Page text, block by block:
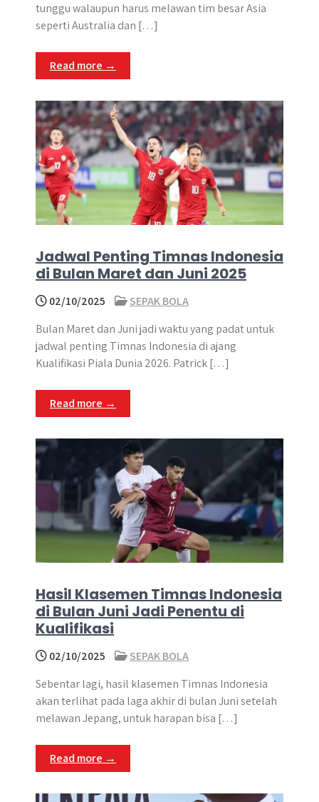
tunggu walaupun harus melawan tim besar Asia
seperti Australia dan […]
Read more →
Jadwal Penting Timnas Indonesia
di Bulan Maret dan Juni 2025
02/10/2025
SEPAK BOLA
Bulan Maret dan Juni jadi waktu yang padat untuk
jadwal penting Timnas Indonesia di ajang
Kualifikasi Piala Dunia 2026. Patrick […]
Read more →
Hasil Klasemen Timnas Indonesia
di Bulan Juni Jadi Penentu di
Kualifikasi
02/10/2025
SEPAK BOLA
Sebentar lagi, hasil klasemen Timnas Indonesia
akan terlihat pada laga akhir di bulan Juni setelah
melawan Jepang, untuk harapan bisa […]
Read more →